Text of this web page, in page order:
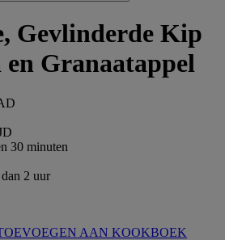
Gevlinderde Kip
en Granaatappel
30 minuten
2 uur
AAN KOOKBOEK